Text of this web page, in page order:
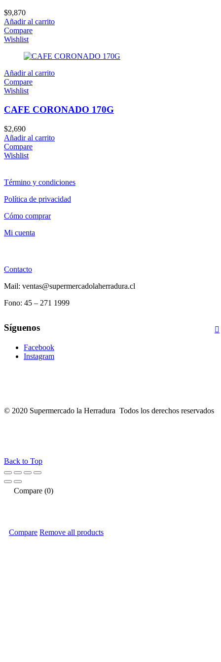
$9,870
Añadir al carrito
Compare
Wishlist
Añadir al carrito
Compare
Wishlist
CAFE CORONADO 170G
$2,690
Añadir al carrito
Compare
Wishlist
Término y condiciones
Política de privacidad
Cómo comprar
Mi cuenta
Contacto
Mail: ventas@supermercadolaherradura.cl
Fono: 45 – 271 1999
Síguenos
Facebook
Instagram
© 2020 Supermercado la Herradura Todos los derechos reservados
Back to Top
Compare (0)
Compare Remove all products